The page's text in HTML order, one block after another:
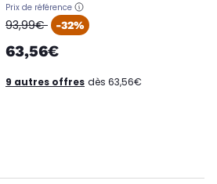
Prix de référence
oldPrice
93,99€ -32%
63,56€
9 autres offres dès 63,56€